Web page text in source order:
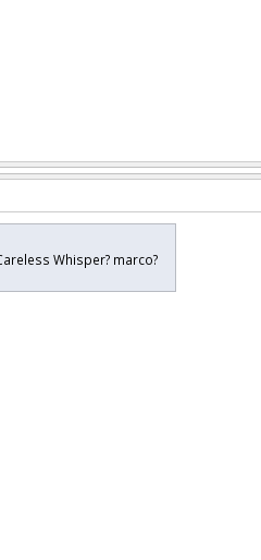
Whisper? marco?